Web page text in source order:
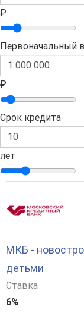
₽
Первоначальный
₽
Срок кредита
лет
МКБ -
детьми
Ставка
6%